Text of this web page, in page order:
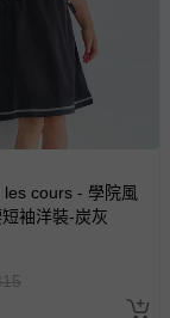
les cours - 學院風
袖洋裝-炭灰